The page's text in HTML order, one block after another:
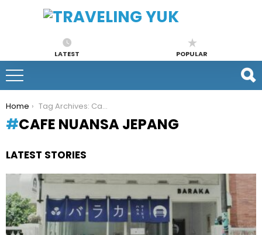
LATEST POPULAR
You are here:
Home Tag Archives: Cafe Nuansa Jepang
CAFE NUANSA JEPANG
LATEST STORIES